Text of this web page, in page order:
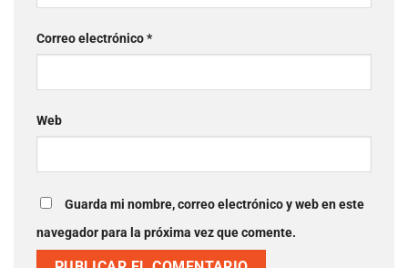
Correo electrónico*
Web
este navegador para la próxima vez que comente.